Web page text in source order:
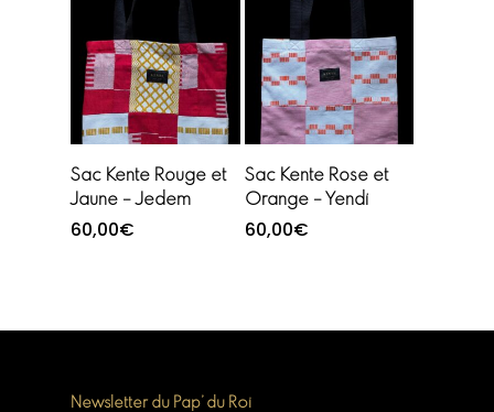
Ajouter au
panier
Sac Kente Rouge et
Jaune – Jedem
60,00€
Ajouter au
panier
Sac Kente Rose et
Orange – Yendi
60,00€
Newsletter du Pap’ du Roi